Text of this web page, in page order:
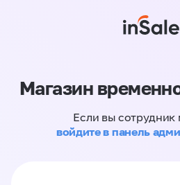
Магазин
Если вы сотрудник
войдите в панель